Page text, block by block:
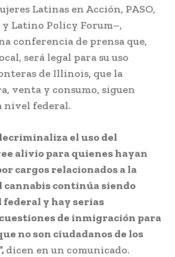
Latinas en Acción, PASO,
y Latino Policy Forum–,
conferencia de prensa que,
será legal para su uso
de Illinois, que la
venta y consumo, siguen
nivel federal.
el uso del
alivio para quienes hayan
cargos relacionados a la
cannabis continúa siendo
y hay serias
de inmigración para
no son ciudadanos de los
dicen en un comunicado.